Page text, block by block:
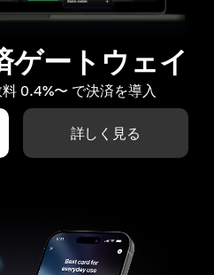
ゲートウェイ
0.4%〜 で決済を導入
詳しく見る